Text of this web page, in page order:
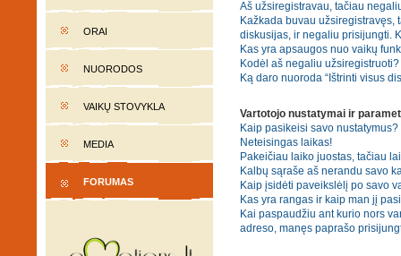
ORAI
NUORODOS
VAIKŲ STOVYKLA
MEDIA
FORUMAS
Aš užsiregistravau, tačiau
Kažkada buvau užsiregistravęs,
diskusijas, ir negaliu prisijungti.
Kas yra apsaugos nuo vaikų
Kodėl aš negaliu užsiregistruoti?
Ką daro nuoroda “Ištrinti visus
Vartotojo nustatymai ir
Kaip pasikeisi savo nustatymus?
Neteisingas laikas!
Pakeičiau laiko juostas, tačiau
Kalbų sąraše aš nerandu savo
Kaip įsidėti paveikslėlį po savo
Kas yra rangas ir kaip man jį
Kai paspaudžiu ant kurio nors
adreso, manęs paprašo